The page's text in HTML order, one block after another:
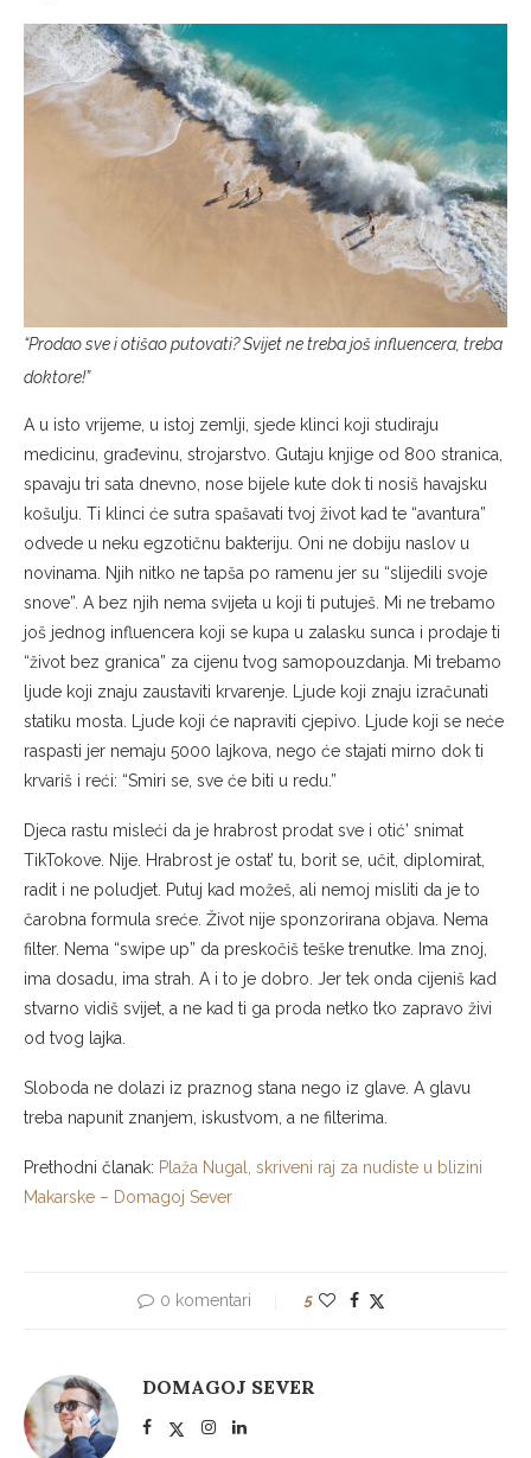
“Prodao sve i otišao putovati? Svijet ne treba još influencera, treba
doktore!”
A u isto vrijeme, u istoj zemlji, sjede klinci koji studiraju
medicinu, građevinu, strojarstvo. Gutaju knjige od 800 stranica,
spavaju tri sata dnevno, nose bijele kute dok ti nosiš havajsku
košulju. Ti klinci će sutra spašavati tvoj život kad te “avantura”
odvede u neku egzotičnu bakteriju. Oni ne dobiju naslov u
novinama. Njih nitko ne tapša po ramenu jer su “slijedili svoje
snove”. A bez njih nema svijeta u koji ti putuješ. Mi ne trebamo
još jednog influencera koji se kupa u zalasku sunca i prodaje ti
“život bez granica” za cijenu tvog samopouzdanja. Mi trebamo
ljude koji znaju zaustaviti krvarenje. Ljude koji znaju izračunati
statiku mosta. Ljude koji će napraviti cjepivo. Ljude koji se neće
raspasti jer nemaju 5000 lajkova, nego će stajati mirno dok ti
krvariš i reći: “Smiri se, sve će biti u redu.”
Djeca rastu misleći da je hrabrost prodat sve i otić’ snimat
TikTokove. Nije. Hrabrost je ostat’ tu, borit se, učit, diplomirat,
radit i ne poludjet. Putuj kad možeš, ali nemoj misliti da je to
čarobna formula sreće. Život nije sponzorirana objava. Nema
filter. Nema “swipe up” da preskočiš teške trenutke. Ima znoj,
ima dosadu, ima strah. A i to je dobro. Jer tek onda cijeniš kad
stvarno vidiš svijet, a ne kad ti ga proda netko tko zapravo živi
od tvog lajka.
Sloboda ne dolazi iz praznog stana nego iz glave. A glavu
treba napunit znanjem, iskustvom, a ne filterima.
Prethodni članak: Plaža Nugal, skriveni raj za nudiste u blizini
Makarske – Domagoj Sever
0 komentari 5
DOMAGOJ SEVER